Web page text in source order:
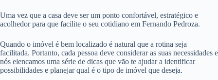
Uma vez que a casa deve ser um ponto confortável, estratégico e
acolhedor para que facilite o seu cotidiano em Fernando Pedroza.
Quando o imóvel é bem localizado é natural que a rotina seja
facilitada. Portanto, cada pessoa deve considerar as suas necessidades e
nós elencamos uma série de dicas que vão te ajudar a identificar
possibilidades e planejar qual é o tipo de imóvel que deseja.